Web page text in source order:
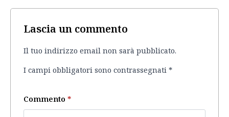
Lascia un commento
Il tuo indirizzo email non sarà pubblicato.
I campi obbligatori sono contrassegnati *
Commento *